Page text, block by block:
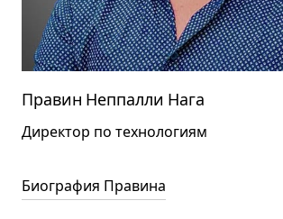
Правин Неппалли Нага
Директор по технологиям
Биография Правина